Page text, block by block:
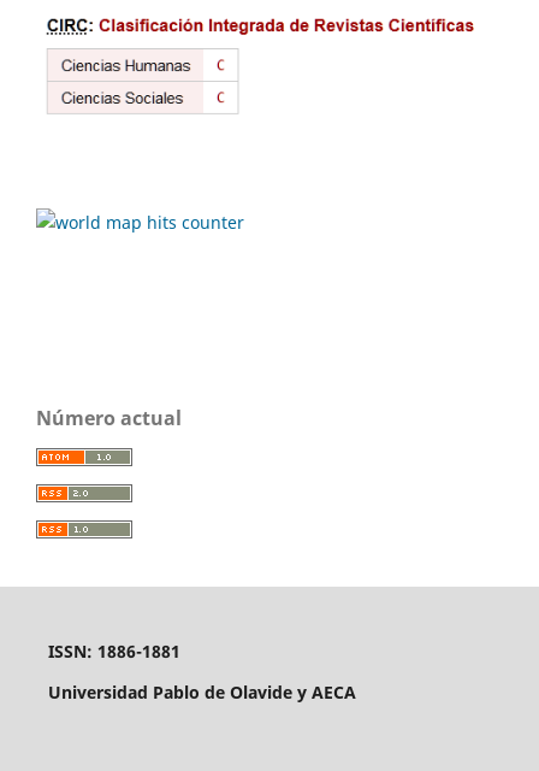
Número actual
ISSN: 1886-1881
Universidad Pablo de Olavide y AECA